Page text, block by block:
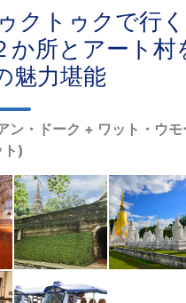
ゥクトゥクで行
か所とアート村
魅力堪能
ン・ドーク + ワット・ウモ
ト)